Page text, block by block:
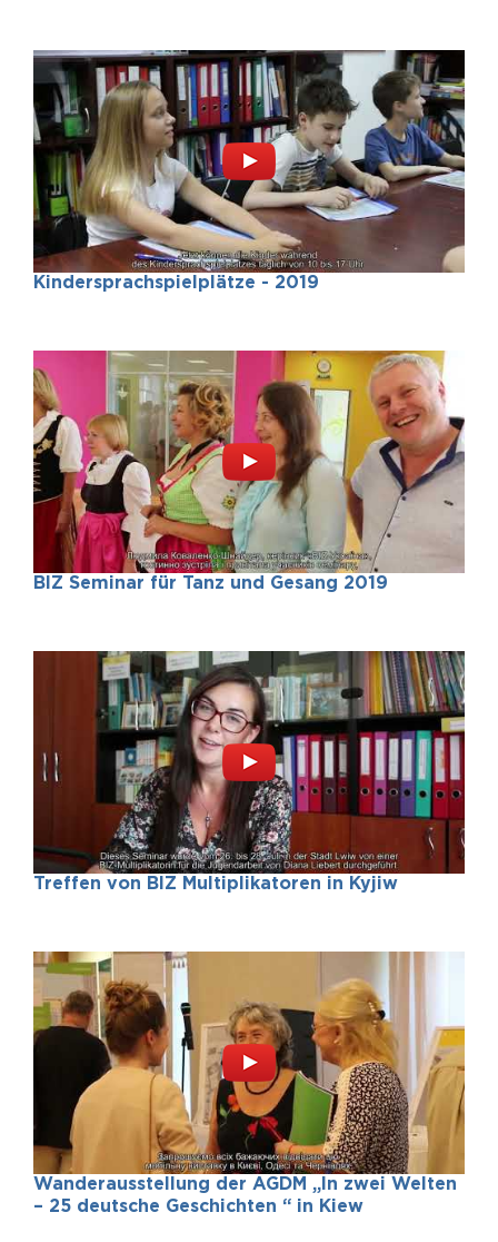
Kindersprachspielplätze - 2019
BIZ Seminar für Tanz und Gesang 2019
Treffen von BIZ Multiplikatoren in Kyjiw
Wanderausstellung der AGDM „In zwei Welten
– 25 deutsche Geschichten “ in Kiew